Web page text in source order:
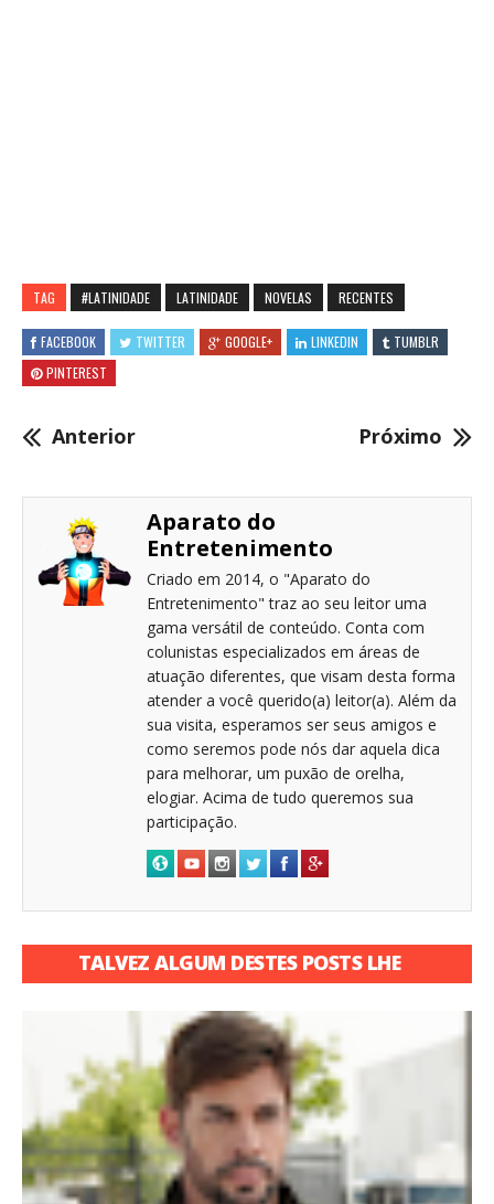
TAG #LATINIDADE LATINIDADE NOVELAS RECENTES
FACEBOOK TWITTER GOOGLE+ LINKEDIN
TUMBLR
PINTEREST
Anterior Próximo
Aparato do
Entretenimento
Criado em 2014, o "Aparato do
Entretenimento" traz ao seu leitor uma
gama versátil de conteúdo. Conta com
colunistas especializados em áreas de
atuação diferentes, que visam desta forma
atender a você querido(a) leitor(a). Além da
sua visita, esperamos ser seus amigos e
como seremos pode nós dar aquela dica
para melhorar, um puxão de orelha,
elogiar. Acima de tudo queremos sua
participação.
TALVEZ ALGUM DESTES POSTS LHE